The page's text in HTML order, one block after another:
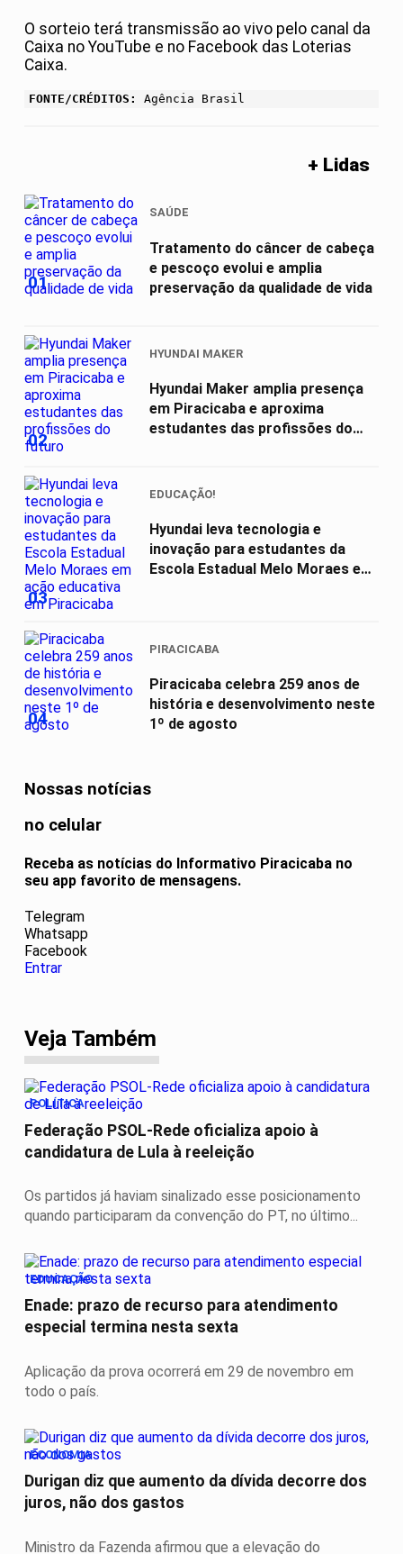
O sorteio terá transmissão ao vivo pelo canal da
Caixa no YouTube e no Facebook das Loterias
Caixa.
FONTE/CRÉDITOS: Agência Brasil
+ Lidas
01
SAÚDE
Tratamento do câncer de cabeça
e pescoço evolui e amplia
preservação da qualidade de vida
02
HYUNDAI MAKER
Hyundai Maker amplia presença
em Piracicaba e aproxima
estudantes das profissões do
03
EDUCAÇÃO!
Hyundai leva tecnologia e
inovação para estudantes da
Escola Estadual Melo Moraes em
04
PIRACICABA
Piracicaba celebra 259 anos de
história e desenvolvimento neste
1º de agosto
Nossas notícias
no celular
Receba as notícias do Informativo Piracicaba no
seu app favorito de mensagens.
Telegram
Whatsapp
Facebook
Entrar
Veja Também
POLÍTICA
Federação PSOL-Rede oficializa apoio à
candidatura de Lula à reeleição
Os partidos já haviam sinalizado esse posicionamento
quando participaram da convenção do PT, no último...
EDUCAÇÃO
Enade: prazo de recurso para atendimento
especial termina nesta sexta
Aplicação da prova ocorrerá em 29 de novembro em
todo o país.
ECONOMIA
Durigan diz que aumento da dívida decorre dos
juros, não dos gastos
Ministro da Fazenda afirmou que a elevação do